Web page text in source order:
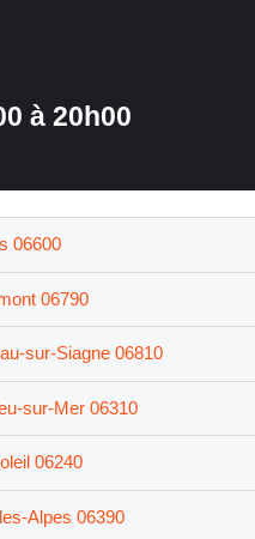
à 20h00
06600
06790
sur-Siagne 06810
sur-Mer 06310
06240
Alpes 06390